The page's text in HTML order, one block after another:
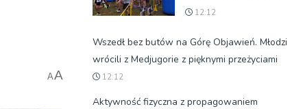
AA
12:12
Wszedł bez butów na Górę Objawień. Młodzi
wrócili z Medjugorie z pięknymi przeżyciami
12:12
Aktywność fizyczna z propagowaniem